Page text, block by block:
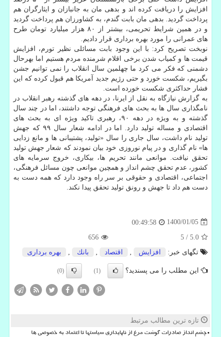
افزایش را دریافت کرده اند و بدهی مان به جانبازان و ایثارگران هم
پرداخت گردید. بدهی مان بابت گندم، به کشاورزان هم پرداخت گردید
و در همین شرایط تحریمی، بیشتر از ۸۰ هزار میلیارد تومان طرح
های عمرانی را مورد بهره برداری قرار دادیم.
نوبخت تصریح کرد: با این وجود بابت مسائلی نظیر تورم، افزایش
قیمت ها و کمیاب شدن برخی اقلام شرمنده مردم هستیم اما بهرحال
دشمنی که فکر می کرد ما چهلمین سال انقلاب را نمی توانیم جشن
بگیریم، شکست خورد و حتی رژیم جدید آمریکا هم قبول کرده که این
فشار حداکثری شکست خورده است.
به گزارش نیازگاه به نقل از ایرنا، در دهه های گذشته رهبر انقلاب در
نامگذاری سال ها به بحث های فرهنگی توجه داشتند، اما در چند سال
گذشته و به ویژه در دهه ۹۰، رهبری تاکید ویژه ای به بحث های
اقتصادی و مساله تولید دارد. اما در ادامه شعار سال ۹۹ که جهش
تولید نام داشت، سال جاری را سال «تولید، پشتیبانی ها و مانع زدایی
ها» نام گذاری و در پیام نوروزی خود بیان نمودند که شعار جهش تولید
تحقق نیافت. موانعی مانند تحریم ها، بیکاری، خروج سرمایه های
کشور، عدم تحقق چشم انداز و همچین موانعی چون مسائل فرهنگی،
اجتماعی، اقتصادی و حقوقی بر سر راه وجود دارد که همه دست به
دست هم داد تا جهش و رونق تولید تحقق پیدا نکند.
1400/01/05
00:49:58
5.0
/
5
656
تگهای خبر:
افزایش اقتصاد بانك بهره برداری
این مطلب را می پسندید؟ (1)
(0)
تازه ترین مطالب مرتبط
چشم انداز صادرات گوشت مرغ از ناپایداری سیاستها تا اعتماد به خصوصی ها